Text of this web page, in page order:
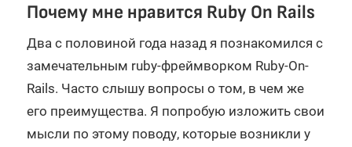
Почему мне нравится Ruby On Rails
Два с половиной года назад я познакомился с
замечательным ruby-фреймворком Ruby-On-
Rails. Часто слышу вопросы о том, в чем же
его преимущества. Я попробую изложить свои
мысли по этому поводу, которые возникли у